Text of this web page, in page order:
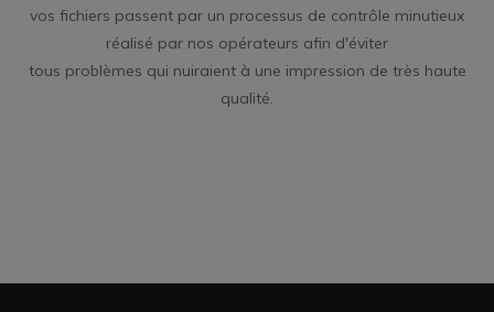
vos fichiers passent par un processus de contrôle minutieux
réalisé par nos opérateurs afin d'éviter
tous problèmes qui nuiraient à une impression de très haute
qualité.